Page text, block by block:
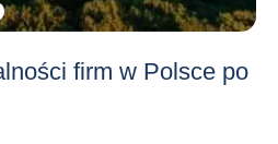
firm w Polsce po